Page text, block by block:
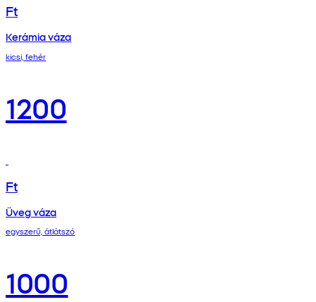
Ft
Kerámia váza
kicsi, fehér
1200
Ft
Üveg váza
egyszerű, átlátszó
1000